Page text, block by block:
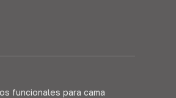
funcionales para cama